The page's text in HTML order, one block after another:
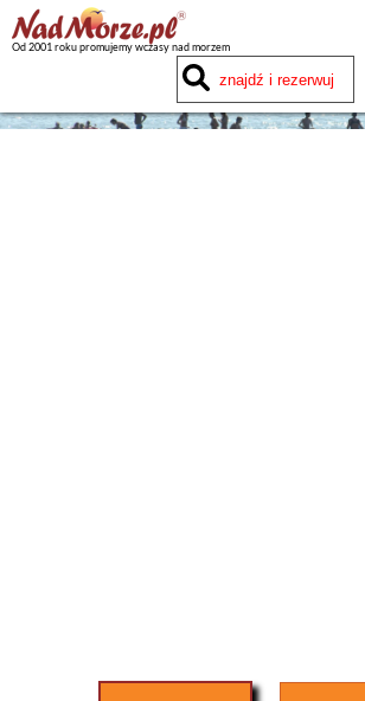
Od 2001 roku promujemy wczasy nad morzem